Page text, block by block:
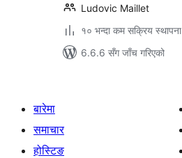
Ludovic Maillet
१० भन्दा कम सक्रिय स्थापना
6.6.6 सँग जाँच गरिएको
बारेमा
समाचार
होस्टिङ